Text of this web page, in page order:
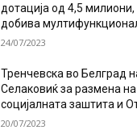
дотација од 4,5
добива
24/07/2023
Тренчевска во Белград
Селаковиќ за размена на
социјалната заштита и
20/07/2023